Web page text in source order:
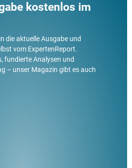
kostenlos im
die aktuelle Ausgabe und
vom ExpertenReport.
fundierte Analysen und
– unser Magazin gibt es auch